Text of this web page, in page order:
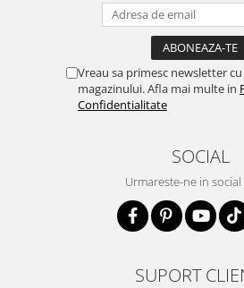
Vreau sa primesc newsletter
magazinului. Afla mai multe in
Confidentialitate
SOCIAL
Urmareste-ne in
SUPORT